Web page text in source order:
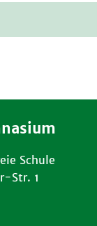
Schule
Str. 1